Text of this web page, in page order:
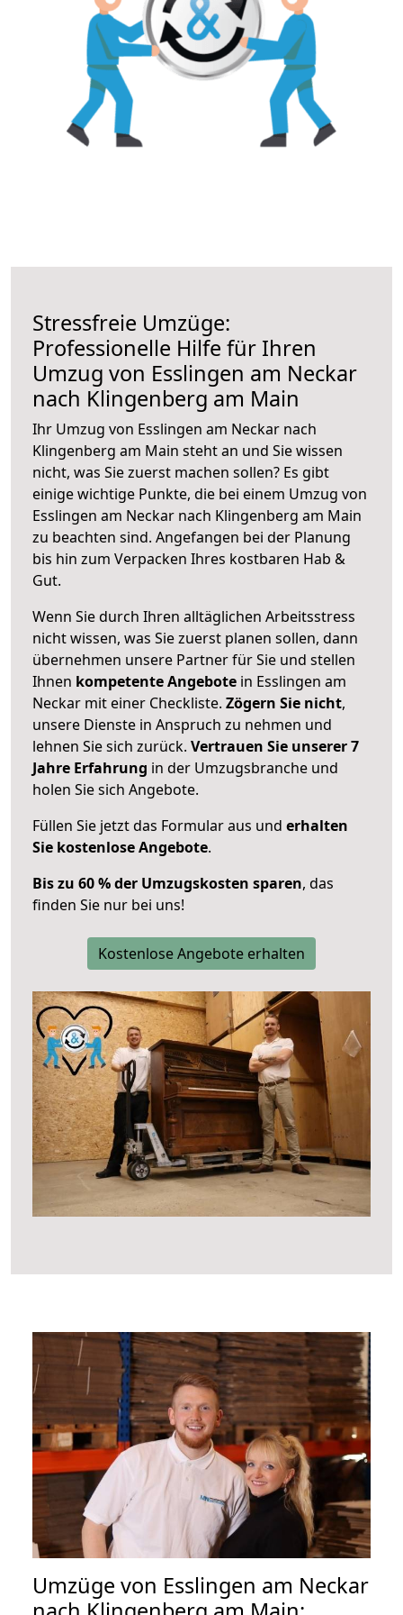
Stressfreie Umzüge:
Professionelle Hilfe für Ihren
Umzug von Esslingen am Neckar
nach Klingenberg am Main
Ihr Umzug von Esslingen am Neckar nach
Klingenberg am Main steht an und Sie wissen
nicht, was Sie zuerst machen sollen? Es gibt
einige wichtige Punkte, die bei einem Umzug von
Esslingen am Neckar nach Klingenberg am Main
zu beachten sind. Angefangen bei der Planung
bis hin zum Verpacken Ihres kostbaren Hab &
Gut.
Wenn Sie durch Ihren alltäglichen Arbeitsstress
nicht wissen, was Sie zuerst planen sollen, dann
übernehmen unsere Partner für Sie und stellen
Ihnen kompetente Angebote in Esslingen am
Neckar mit einer Checkliste. Zögern Sie nicht,
unsere Dienste in Anspruch zu nehmen und
lehnen Sie sich zurück. Vertrauen Sie unserer 7
Jahre Erfahrung in der Umzugsbranche und
holen Sie sich Angebote.
Füllen Sie jetzt das Formular aus und erhalten
Sie kostenlose Angebote.
Bis zu 60 % der Umzugskosten sparen, das
finden Sie nur bei uns!
Kostenlose Angebote erhalten
Umzüge von Esslingen am Neckar